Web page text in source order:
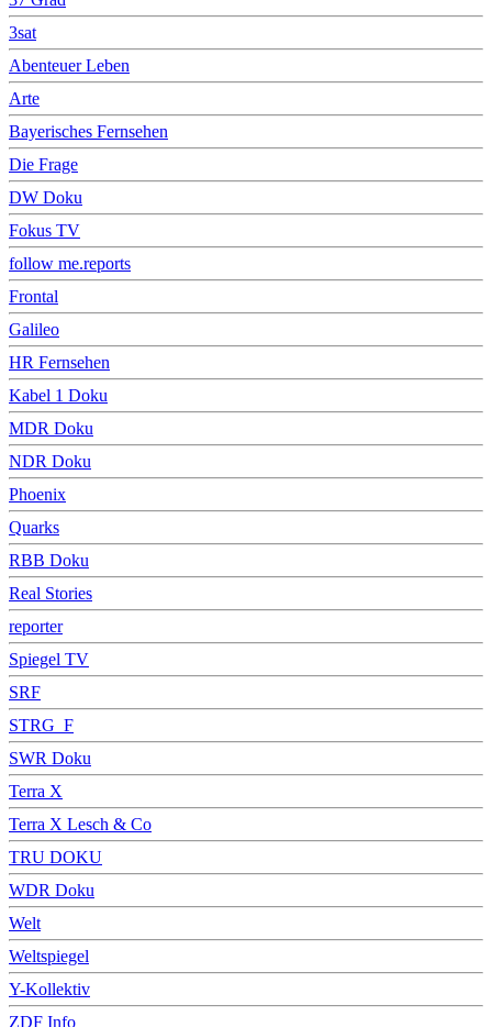
3sat
Abenteuer Leben
Arte
Bayerisches Fernsehen
Die Frage
DW Doku
Fokus TV
follow me.reports
Frontal
Galileo
HR Fernsehen
Kabel 1 Doku
MDR Doku
NDR Doku
Phoenix
Quarks
RBB Doku
Real Stories
reporter
Spiegel TV
SRF
STRG_F
SWR Doku
Terra X
Terra X Lesch & Co
TRU DOKU
WDR Doku
Welt
Weltspiegel
Y-Kollektiv
ZDF Info